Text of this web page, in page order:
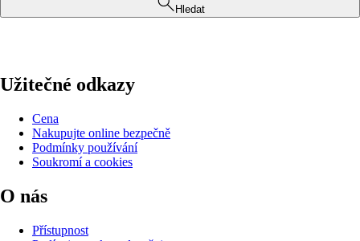
Hledat
Užitečné odkazy
Cena
Nakupujte online bezpečně
Podmínky používání
Soukromí a cookies
O nás
Přístupnost